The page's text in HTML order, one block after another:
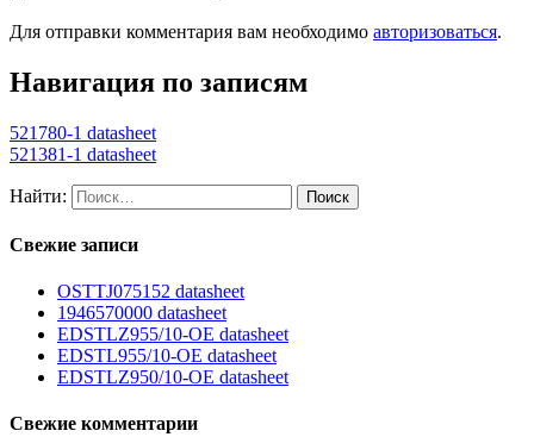
Для отправки комментария вам необходимо авторизоваться.
Навигация по записям
521780-1 datasheet
521381-1 datasheet
Найти:
Свежие записи
OSTTJ075152 datasheet
1946570000 datasheet
EDSTLZ955/10-OE datasheet
EDSTL955/10-OE datasheet
EDSTLZ950/10-OE datasheet
Свежие комментарии